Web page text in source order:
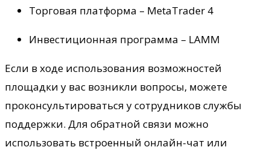
Торговая платформа – MetaTrader 4
Инвестиционная программа – LAMM
Если в ходе использования возможностей
площадки у вас возникли вопросы, можете
проконсультироваться у сотрудников службы
поддержки. Для обратной связи можно
использовать встроенный онлайн-чат или